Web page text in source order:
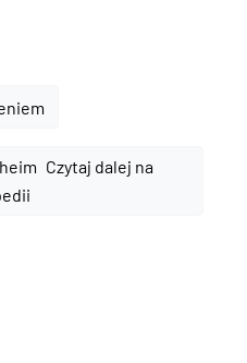
Czytaj dalej na